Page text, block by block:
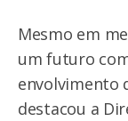
Mesmo em
um futuro
envolvimento
destacou a